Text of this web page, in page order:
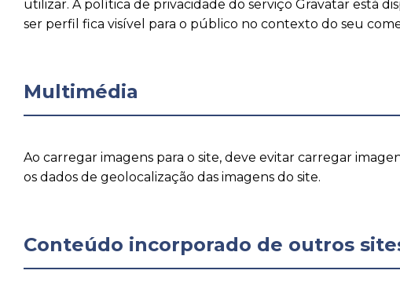
utilizar. A política de privacidade do serviço Gravatar está
ser perfil fica visível para o público no contexto do seu
Multimédia
Ao carregar imagens para o site, deve evitar carregar
os dados de geolocalização das imagens do site.
Conteúdo incorporado de outros